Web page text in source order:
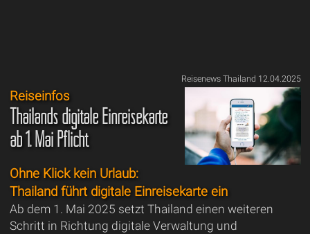
Reisenews Thailand 12.04.2025
Reiseinfos
Thailands digitale Einreisekarte
ab 1. Mai Pflicht
Ohne Klick kein Urlaub:
Thailand führt digitale Einreisekarte ein
Ab dem 1. Mai 2025 setzt Thailand einen weiteren
Schritt in Richtung digitale Verwaltung und